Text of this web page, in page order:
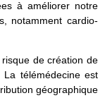
à améliorer notre
notamment cardio-
de création de
La télémédecine est
géographique